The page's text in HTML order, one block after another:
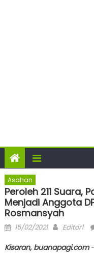
Asahan
Peroleh 211 Suara,
Menjadi Anggota
Rosmansyah
Posted
15/02/2021 Author
Editor1
Kisaran, buanapagi.com